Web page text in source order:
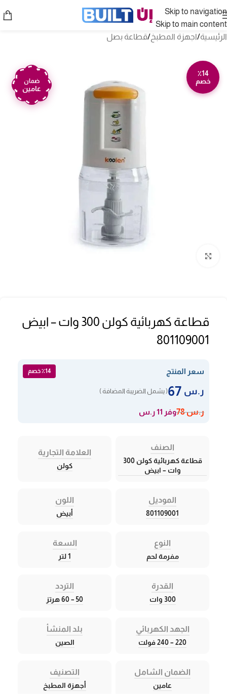
Skip to navigation
Skip to main content
الرئيسية/اجهزة المطبخ/قطاعة بصل
٪14
خصم
ضمان
عامين
قطاعة كهربائية كولن 300 وات – ابيض
801109001
سعر المنتج ٪14 خصم
ر.س ( يشمل الضريبة المضافة )
ر.س78 وفر 11 ر.س
الصنف
قطاعة كهربائية كولن 300
وات – ابيض
العلامة التجارية
كولن
الموديل
801109001
اللون
أبيض
النوع
مفرمة لحم
السعة
1 لتر
القدرة
300 وات
التردد
50 – 60 هرتز
الجهد الكهربائي
220 – 240 فولت
بلد المنشأ
الصين
الضمان الشامل
عامين
التصنيف
أجهزة المطبخ